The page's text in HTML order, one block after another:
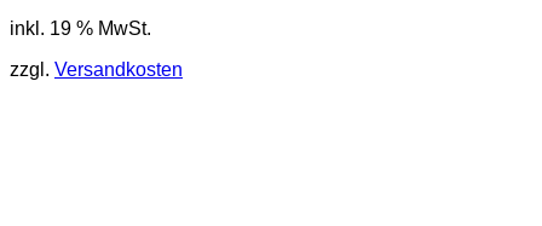
inkl. 19 % MwSt.
zzgl. Versandkosten